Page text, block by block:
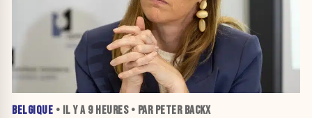
BELGIQUE • IL Y A 9 HEURES• PAR PETER BACKX